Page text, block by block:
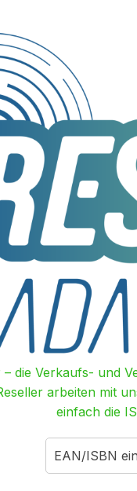
– die Verkaufs- und
arbeiten mit
einfach die